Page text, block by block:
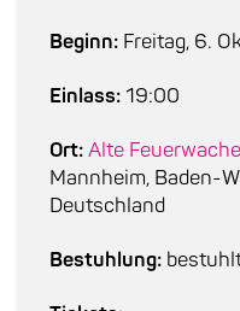
Beginn: Freitag, 6.
Einlass:19:00
Ort: Alte Feuerwache
Mannheim, Baden-
Deutschland
Bestuhlung: